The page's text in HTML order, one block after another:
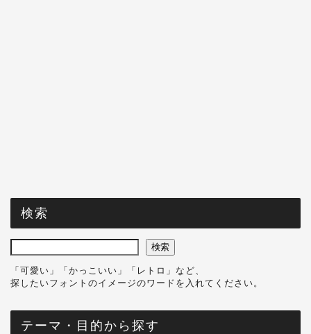
検索
検索
「可愛い」「かっこいい」「レトロ」など、
探したいフォントのイメージのワードを入れてください。
テーマ・目的から探す